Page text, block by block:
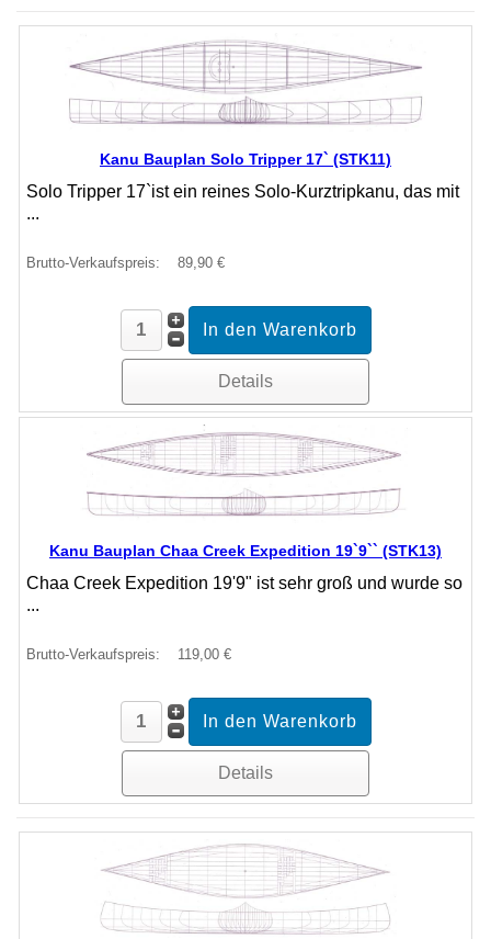
Kanu Bauplan Solo Tripper 17` (STK11)
Solo Tripper 17`ist ein reines Solo-Kurztripkanu, das mit
...
Brutto-Verkaufspreis: 89,90 €
Details
Kanu Bauplan Chaa Creek Expedition 19`9`` (STK13)
Chaa Creek Expedition 19'9" ist sehr groß und wurde so
...
Brutto-Verkaufspreis: 119,00 €
Details